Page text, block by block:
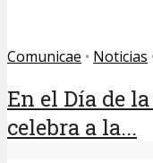
Comunicae • Noticias
En el Día de
celebra a la...